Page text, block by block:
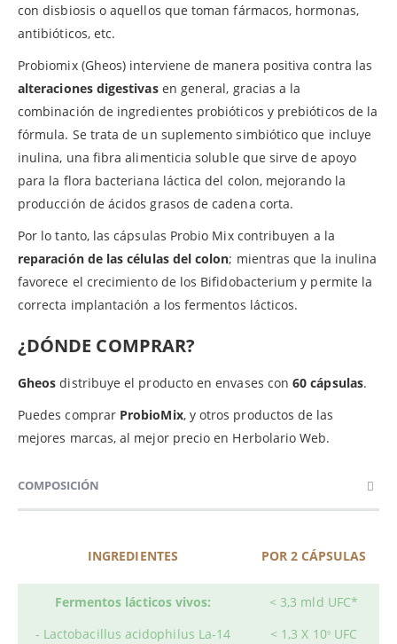
con disbiosis o aquellos que toman fármacos, hormonas,
antibióticos, etc.
Probiomix (Gheos) interviene de manera positiva contra las
alteraciones digestivasen general, gracias a la
combinación de ingredientes probióticos y prebióticos de la
fórmula. Se trata de un suplemento simbiótico que incluye
inulina, una fibra alimenticia soluble que sirve de apoyo
para la flora bacteriana láctica del colon, mejorando la
producción de ácidos grasos de cadena corta.
Por lo tanto, las cápsulas Probio Mix contribuyen a la
reparación de las células del colon; mientras que la inulina
favorece el crecimiento de los Bifidobacterium y permite la
correcta implantación a los fermentos lácticos.
¿DÓNDE COMPRAR?
Gheosdistribuye el producto en envases con60 cápsulas.
Puedes comprar ProbioMix, y otros productos de las
mejores marcas, al mejor precio en Herbolario Web.
COMPOSICIÓN
INGREDIENTES POR 2 CÁPSULAS
Fermentos lácticos vivos:
- Lactobacillus acidophilus La-14
< 3,3 mld UFC*
< 1,3 X 109UFC